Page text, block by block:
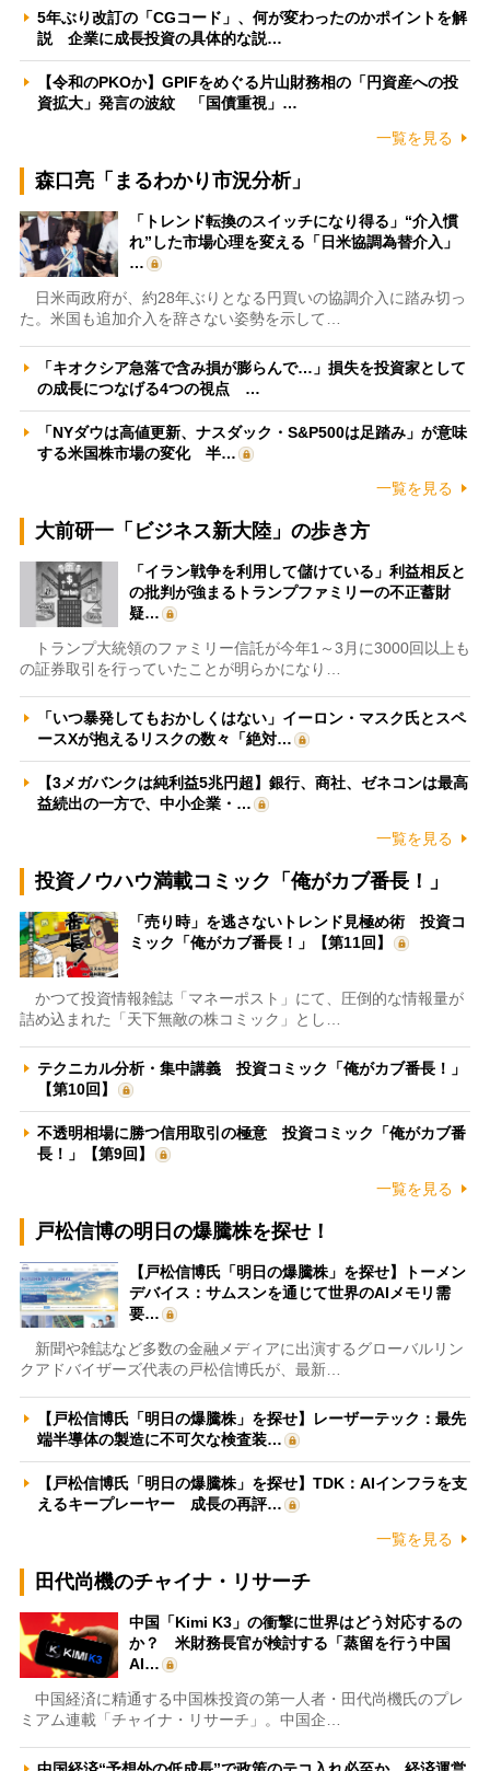
5年ぶり改訂の「CGコード」、何が変わったのかポイントを解
説 企業に成長投資の具体的な説…
【令和のPKOか】GPIFをめぐる片山財務相の「円資産への投
資拡大」発言の波紋 「国債重視」…
一覧を見る
森口亮「まるわかり市況分析」
「トレンド転換のスイッチになり得る」“介入慣
れ”した市場心理を変える「日米協調為替介入」
…
日米両政府が、約28年ぶりとなる円買いの協調介入に踏み切っ
た。米国も追加介入を辞さない姿勢を示して…
「キオクシア急落で含み損が膨らんで…」損失を投資家として
の成長につなげる4つの視点 …
「NYダウは高値更新、ナスダック・S&P500は足踏み」が意味
する米国株市場の変化 半…
一覧を見る
大前研一「ビジネス新大陸」の歩き方
「イラン戦争を利用して儲けている」利益相反と
の批判が強まるトランプファミリーの不正蓄財
疑…
トランプ大統領のファミリー信託が今年1～3月に3000回以上も
の証券取引を行っていたことが明らかになり…
「いつ暴発してもおかしくはない」イーロン・マスク氏とスペ
ースXが抱えるリスクの数々「絶対…
【3メガバンクは純利益5兆円超】銀行、商社、ゼネコンは最高
益続出の一方で、中小企業・…
一覧を見る
投資ノウハウ満載コミック「俺がカブ番長！」
「売り時」を逃さないトレンド見極め術 投資コ
ミック「俺がカブ番長！」【第11回】
かつて投資情報雑誌「マネーポスト」にて、圧倒的な情報量が
詰め込まれた「天下無敵の株コミック」とし…
テクニカル分析・集中講義 投資コミック「俺がカブ番長！」
【第10回】
不透明相場に勝つ信用取引の極意 投資コミック「俺がカブ番
長！」【第9回】
一覧を見る
戸松信博の明日の爆騰株を探せ！
【戸松信博氏「明日の爆騰株」を探せ】トーメン
デバイス：サムスンを通じて世界のAIメモリ需
要…
新聞や雑誌など多数の金融メディアに出演するグローバルリン
クアドバイザーズ代表の戸松信博氏が、最新…
【戸松信博氏「明日の爆騰株」を探せ】レーザーテック：最先
端半導体の製造に不可欠な検査装…
【戸松信博氏「明日の爆騰株」を探せ】TDK：AIインフラを支
えるキープレーヤー 成長の再評…
一覧を見る
田代尚機のチャイナ・リサーチ
中国「Kimi K3」の衝撃に世界はどう対応するの
か？ 米財務長官が検討する「蒸留を行う中国
AI…
中国経済に精通する中国株投資の第一人者・田代尚機氏のプレ
ミアム連載「チャイナ・リサーチ」。中国企…